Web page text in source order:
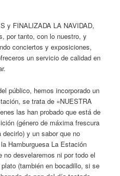
y FINALIZADA LA NAVIDAD,
por tanto, con lo nuestro, y
conciertos y exposiciones,
un servicio de calidad en
público, hemos incorporado un
se trata de «NUESTRA
las han probado que está de
(género de máxima frescura
y un sabor que no
Hamburguesa La Estación
desvelaremos ni por todo el
(también en bocadillo, si se